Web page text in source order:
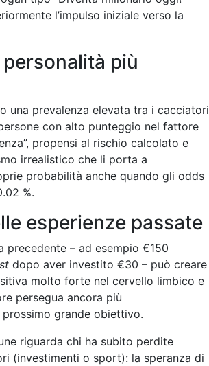
l’impulso iniziale verso la
più
una prevalenza elevata tra i cacciatori
con alto punteggio nel fattore
propensi al rischio calcolato e
irrealistico che li porta a
probabilità anche quando gli odds
.02 %.
esperienze passate
precedente – ad esempio €150
dopo aver investito €30 – può creare
molto forte nel cervello limbico e
persegua ancora più
grande obiettivo.
riguarda chi ha subito perdite
(investimenti o sport): la speranza di